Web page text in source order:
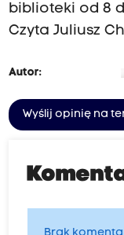
biblioteki od 8
Czyta Juliusz
Autor:
Wyślij opinię na